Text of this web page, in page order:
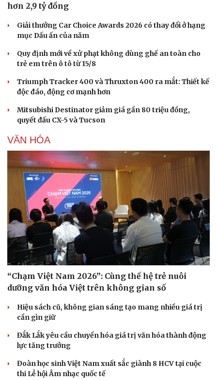
hơn 2,9 tỷ đồng
Giải thưởng Car Choice Awards 2026 có thay đổi ở hạng
mục Dấu ấn của năm
Quy định mới về xử phạt không dùng ghế an toàn cho
trẻ em trên ô tô từ 15/8
Triumph Tracker 400 và Thruxton 400 ra mắt: Thiết kế
độc đáo, động cơ mạnh hơn
Mitsubishi Destinator giảm giá gần 80 triệu đồng,
quyết đấu CX-5 và Tucson
VĂN HÓA
“Chạm Việt Nam 2026”: Cùng thế hệ trẻ nuôi
dưỡng văn hóa Việt trên không gian số
Hiệu sách cũ, không gian sáng tạo mang nhiều giá trị
cần gìn giữ
Đắk Lắk yêu cầu chuyển hóa giá trị văn hóa thành động
lực tăng trưởng
Đoàn học sinh Việt Nam xuất sắc giành 8 HCV tại cuộc
thi Lễ hội Âm nhạc quốc tế